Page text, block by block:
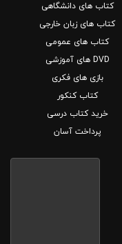
کتاب های دانشگاهی
کتاب های زبان خارجی
کتاب های عمومی
DVD های آموزشی
بازی های فکری
کتاب کنکور
خرید کتاب درسی
پرداخت آسان